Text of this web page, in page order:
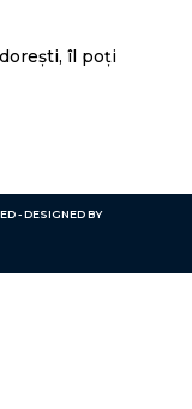
îl poți
- DESIGNED BY